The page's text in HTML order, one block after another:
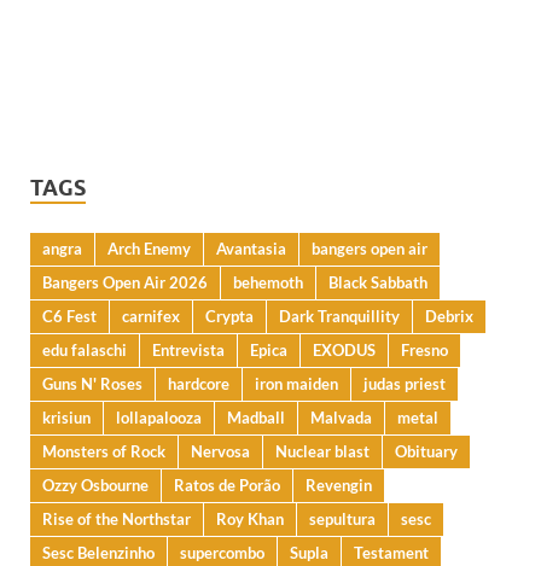
TAGS
angra Arch Enemy Avantasia
bangers open air
Bangers Open Air 2026
behemoth
Black Sabbath
C6 Fest
carnifex Crypta Dark Tranquillity
Debrix
edu falaschi
Entrevista Epica EXODUS
Fresno
Guns N' Roses
hardcore iron maiden
judas priest
krisiun
lollapalooza Madball Malvada
metal
Monsters of Rock
Nervosa Nuclear blast
Obituary
Ozzy Osbourne
Ratos de Porão
Revengin
Rise of the Northstar
Roy Khan sepultura
sesc
Sesc Belenzinho
supercombo Supla
Testament